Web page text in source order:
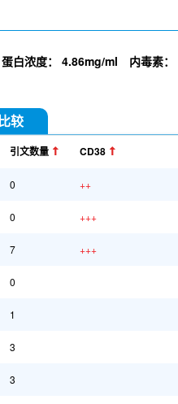
蛋白浓度： 4.86mg/ml 内毒素：
较
引文数量 CD38
0 ++
0 +++
7 +++
0
1
3
3